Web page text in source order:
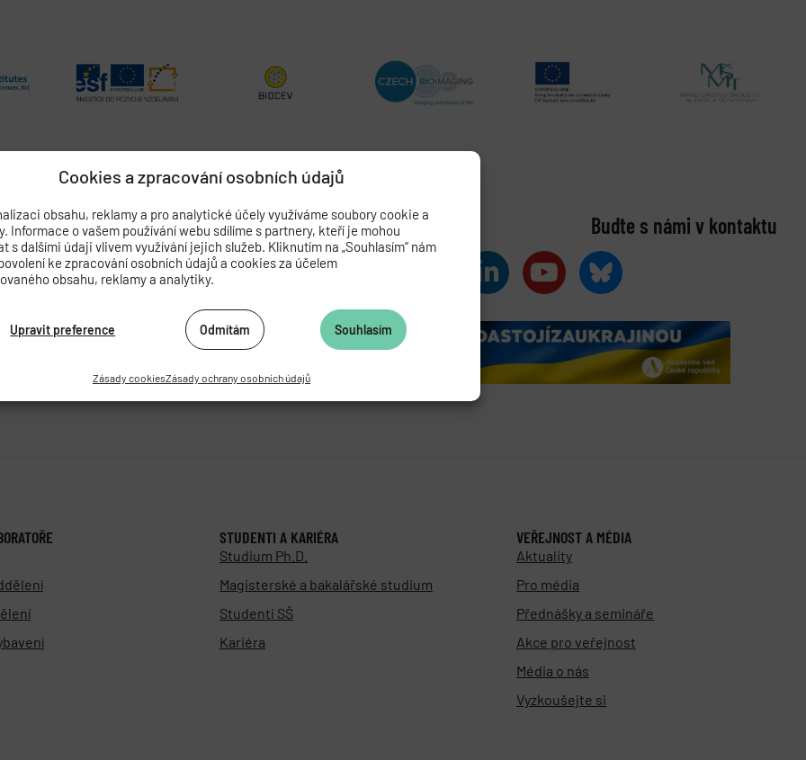
Cookies a zpracování osobních údajů
obsahu, reklamy a pro analytické účely využíváme soubory cookie a
Informace o vašem používání webu sdílíme s partnery, kteří je mohou
s dalšími údaji vlivem využívání jejich služeb. Kliknutím na „Souhlasím“ nám
ke zpracování osobních údajů a cookies za účelem
obsahu, reklamy a analytiky.
Souhlasím
Odmítám
Upravit preference
Zásady cookiesZásady ochrany osobních údajů
VĚD ČESKÉ REPUBLIKY
424
Buďte s námi v kontaktu
STUDENTI A KARIÉRA
Studium Ph.D.
Magisterské a bakalářské studium
Studenti SŠ
Kariéra
VEŘEJNOST A MÉDIA
Aktuality
Pro média
Přednášky a semináře
Akce pro veřejnost
Média o nás
Vyzkoušejte si